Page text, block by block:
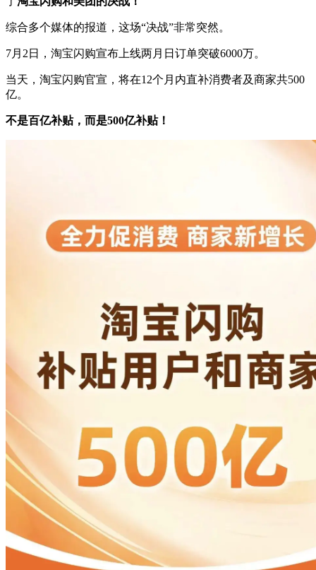
综合多个媒体的报道，这场“决战”非常突然。
7月2日，淘宝闪购宣布上线两月日订单突破6000万。
当天，淘宝闪购官宣，将在12个月内直补消费者及商家共500
亿。
不是百亿补贴，而是500亿补贴！